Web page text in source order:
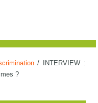
/
INTERVIEW :
?